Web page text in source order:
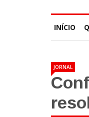
INÍCIO
JORNAL